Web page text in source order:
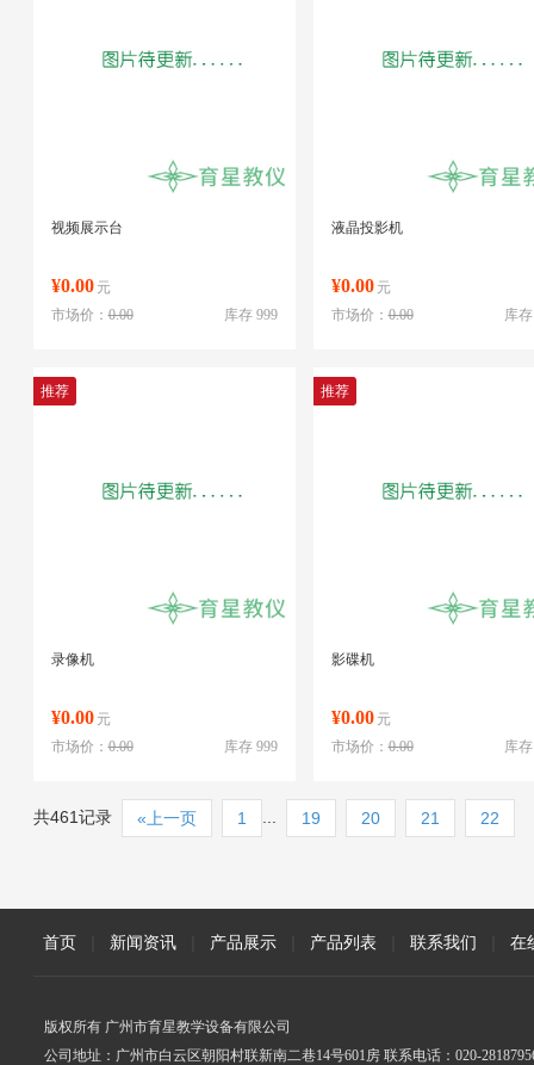
视频展示台
¥0.00 元
库存 999
市场价：0.00
液晶投影机
¥0.00 元
库
市场价：0.00
推荐
录像机
¥0.00 元
库存 999
市场价：0.00
推荐
影碟机
¥0.00 元
库
市场价：0.00
共461记录 «上一页 1 19 20 21 22
首页 新闻资讯 产品展示 产品列表 联系我们 在
版权所有 广州市育星教学设备有限公司
公司地址：广州市白云区朝阳村联新南二巷14号601房 联系电话：020-